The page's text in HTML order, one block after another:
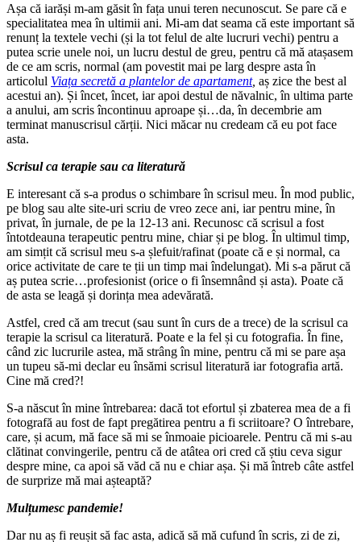
Așa că iarăși m-am găsit în fața unui teren necunoscut. Se pare că e
specialitatea mea în ultimii ani. Mi-am dat seama că este important să
renunț la textele vechi (și la tot felul de alte lucruri vechi) pentru a
putea scrie unele noi, un lucru destul de greu, pentru că mă atașasem
de ce am scris, normal (am povestit mai pe larg despre asta în
articolul Viața secretă a plantelor de apartament, aș zice the best al
acestui an). Și încet, încet, iar apoi destul de năvalnic, în ultima parte
a anului, am scris încontinuu aproape și…da, în decembrie am
terminat manuscrisul cărții. Nici măcar nu credeam că eu pot face
asta.
Scrisul ca terapie sau ca literatură
E interesant că s-a produs o schimbare în scrisul meu. În mod public,
pe blog sau alte site-uri scriu de vreo zece ani, iar pentru mine, în
privat, în jurnale, de pe la 12-13 ani. Recunosc că scrisul a fost
întotdeauna terapeutic pentru mine, chiar și pe blog. În ultimul timp,
am simțit că scrisul meu s-a șlefuit/rafinat (poate că e și normal, ca
orice activitate de care te ții un timp mai îndelungat). Mi s-a părut că
aș putea scrie…profesionist (orice o fi însemnând și asta). Poate că
de asta se leagă și dorința mea adevărată.
Astfel, cred că am trecut (sau sunt în curs de a trece) de la scrisul ca
terapie la scrisul ca literatură. Poate e la fel și cu fotografia. În fine,
când zic lucrurile astea, mă strâng în mine, pentru că mi se pare așa
un tupeu să-mi declar eu însămi scrisul literatură iar fotografia artă.
Cine mă cred?!
S-a născut în mine întrebarea: dacă tot efortul și zbaterea mea de a fi
fotografă au fost de fapt pregătirea pentru a fi scriitoare? O întrebare,
care, și acum, mă face să mi se înmoaie picioarele. Pentru că mi s-au
clătinat convingerile, pentru că de atâtea ori cred că știu ceva sigur
despre mine, ca apoi să văd că nu e chiar așa. Și mă întreb câte astfel
de surprize mă mai așteaptă?
Mulțumesc pandemie!
Dar nu aș fi reușit să fac asta, adică să mă cufund în scris, zi de zi,